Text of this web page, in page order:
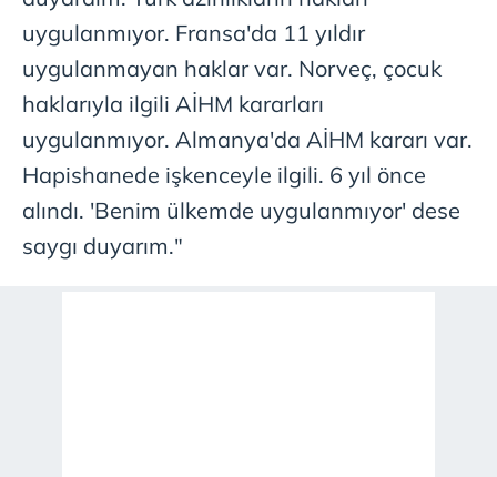
kullanılmaktadır. Diğer çerezler, sitemizin daha işlevsel
kılınması ve kişiselleştirilmesi ve sizlere yönelik
reklam/pazarlama faaliyetlerinin yapılması, amaçlarıyla
sınırlı olarak açık rızanız dahilinde kullanılacaktır.
Çerezlere ilişkin tercihlerinizi aşağıda yer alan panel
vasıtasıyla belirleyebilirsiniz. Çerezlere ilişkin detaylı bilgi
için Ayarlar butonuna tıklayabilir,Çerez Bilgilendirme
Metnimizi
ziyaret edebilirsiniz.
uygulanmıyor. Fransa'da 11 yıldır
uygulanmayan haklar var. Norveç, çocuk
haklarıyla ilgili AİHM kararları
uygulanmıyor. Almanya'da AİHM kararı var.
Hapishanede işkenceyle ilgili. 6 yıl önce
alındı. 'Benim ülkemde uygulanmıyor' dese
saygı duyarım."